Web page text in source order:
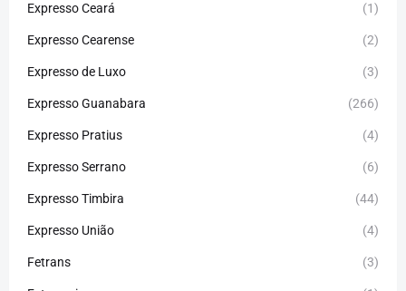
Expresso Ceará (1)
Expresso Cearense (2)
Expresso de Luxo (3)
Expresso Guanabara (266)
Expresso Pratius (4)
Expresso Serrano (6)
Expresso Timbira (44)
Expresso União (4)
Fetrans (3)